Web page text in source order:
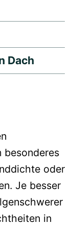
Dach
besonderes
oder
Je besser
in